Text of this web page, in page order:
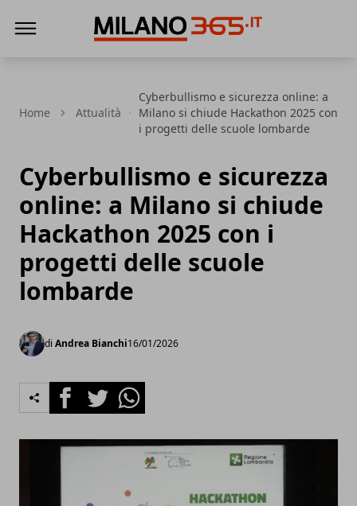
Home Attualità
Cyberbullismo e sicurezza online: a
Milano si chiude Hackathon 2025 con
i progetti delle scuole lombarde
Cyberbullismo e sicurezza
online: a Milano si chiude
Hackathon 2025 con i
progetti delle scuole
lombarde
di Andrea Bianchi16/01/2026
FacebookTwitterWhatsapp